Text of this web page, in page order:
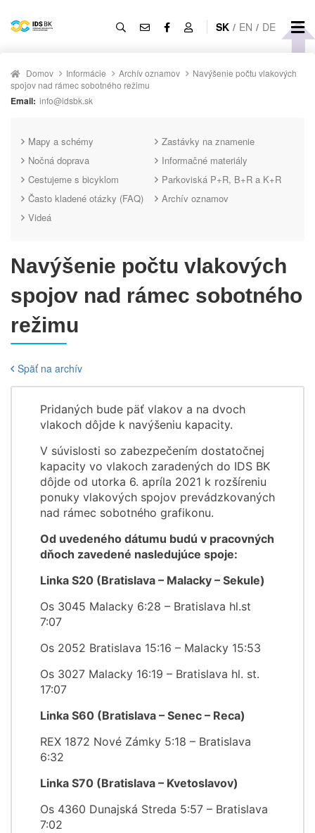
SK / EN / DE
Domov Informácie Archív oznamov
Navýšenie počtu vlakových
spojov nad rámec sobotného režimu
Email: info@idsbk.sk
Mapy a schémy
Zastávky na znamenie
Nočná doprava
Informačné materiály
Cestujeme s bicyklom
Parkoviská P+R, B+R a K+R
Často kladené otázky (FAQ)
Archív oznamov
Videá
Navýšenie počtu vlakových
spojov nad rámec sobotného
režimu
Späť na archív
Pridaných bude päť vlakov a na dvoch
vlakoch dôjde k navýšeniu kapacity.
V súvislosti so zabezpečením dostatočnej
kapacity vo vlakoch zaradených do IDS BK
dôjde od utorka 6. apríla 2021 k rozšíreniu
ponuky vlakových spojov prevádzkovaných
nad rámec sobotného grafikonu.
Od uvedeného dátumu budú v pracovných
dňoch zavedené nasledujúce spoje:
Linka S20 (Bratislava – Malacky – Sekule)
Os 3045 Malacky 6:28 – Bratislava hl.st
7:07
Os 2052 Bratislava 15:16 – Malacky 15:53
Os 3027 Malacky 16:19 – Bratislava hl. st.
17:07
Linka S60 (Bratislava – Senec – Reca)
REX 1872 Nové Zámky 5:18 – Bratislava
6:32
Linka S70 (Bratislava – Kvetoslavov)
Os 4360 Dunajská Streda 5:57 – Bratislava
7:02